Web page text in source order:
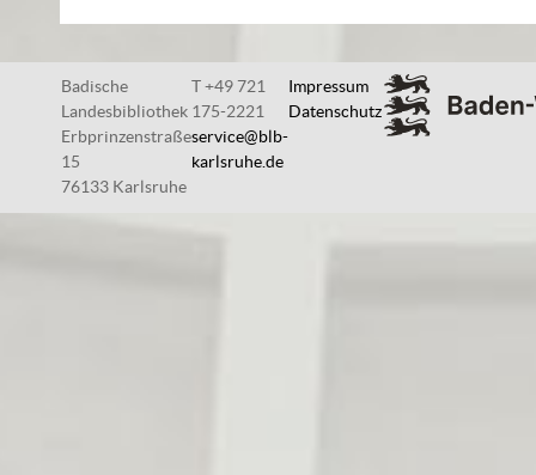
Badische
Landesbibliothek
Erbprinzenstraße
15
76133 Karlsruhe
T +49 721
175-2221
service@blb-
karlsruhe.de
Impressum
Datenschutz